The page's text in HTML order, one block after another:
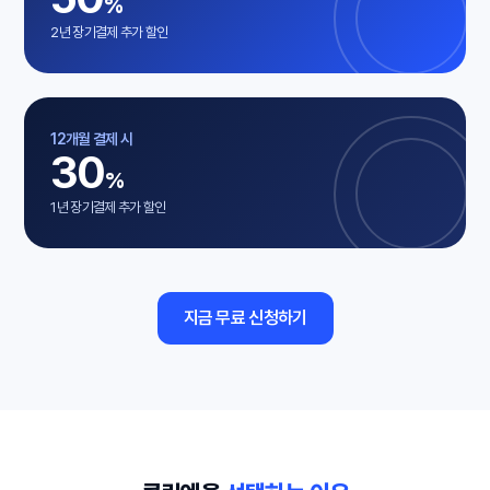
%
2년 장기결제 추가 할인
12개월 결제 시
30%
1년 장기결제 추가 할인
지금 무료 신청하기